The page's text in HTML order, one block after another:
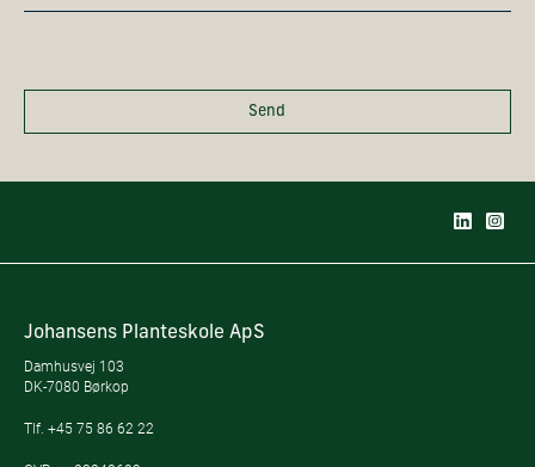
*
Send
Johansens Planteskole ApS
Damhusvej 103
DK-7080 Børkop
Tlf. +45 75 86 62 22